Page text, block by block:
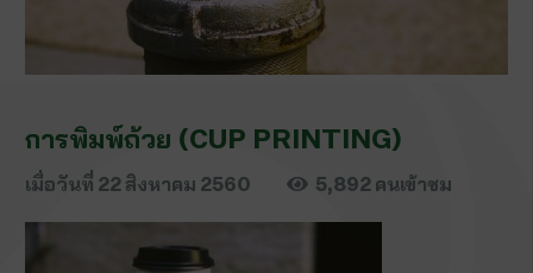
การพิมพ์ถ้วย (CUP PRINTING)
เมื่อวันที่ 22 สิงหาคม 2560 5,892 คนเข้าชม